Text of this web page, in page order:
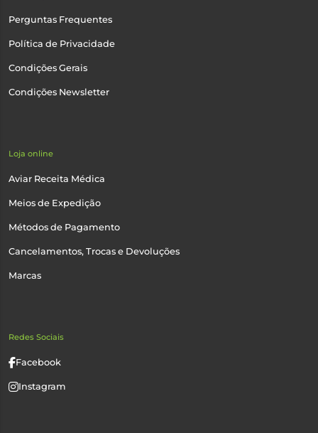
Perguntas Frequentes
Política de Privacidade
Condições Gerais
Condições Newsletter
Loja online
Aviar Receita Médica
Meios de Expedição
Métodos de Pagamento
Cancelamentos, Trocas e Devoluções
Marcas
Redes Sociais
Facebook
Instagram